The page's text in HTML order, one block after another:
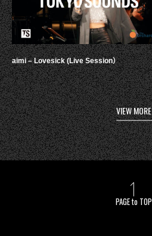
aimi – Lovesick (Live Session）
VIEW MORE
PAGE to TOP